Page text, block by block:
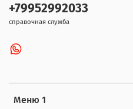
Меню 1
+79952992033
справочная служба